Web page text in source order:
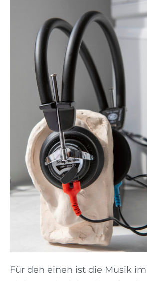
Für den einen ist die Musik